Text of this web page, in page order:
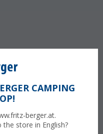
CAMPING
berger.at.
store in English?